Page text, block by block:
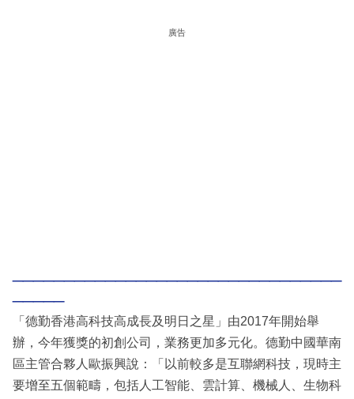
廣告
「德勤香港高科技高成長及明日之星」由2017年開始舉
辦，今年獲獎的初創公司，業務更加多元化。德勤中國華南
區主管合夥人歐振興說：「以前較多是互聯網科技，現時主
要增至五個範疇，包括人工智能、雲計算、機械人、生物科